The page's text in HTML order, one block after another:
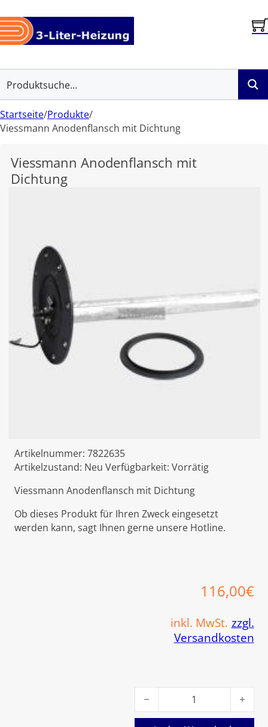
Startseite/Produkte/
Viessmann Anodenflansch mit Dichtung
Viessmann Anodenflansch mit
Dichtung
Artikelnummer: 7822635
Artikelzustand: Neu Verfügbarkeit: Vorrätig
Viessmann Anodenflansch mit Dichtung
Ob dieses Produkt für Ihren Zweck eingesetzt
werden kann, sagt Ihnen gerne unsere Hotline.
116,00€
inkl. MwSt. zzgl.
Versandkosten
Viessmann Anodenflansch